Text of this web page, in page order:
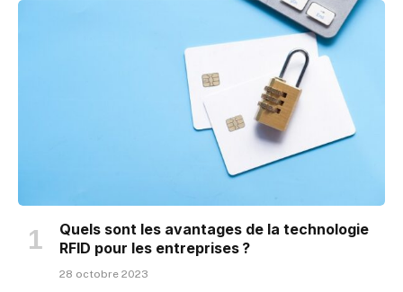
Quels sont les avantages de la technologie
RFID pour les entreprises ?
28 octobre 2023